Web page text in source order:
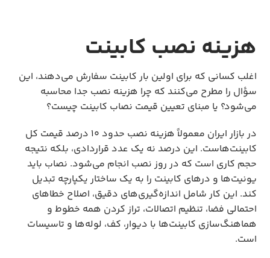
هزینه نصب کابینت
اغلب کسانی که برای اولین بار کابینت سفارش می‌دهند، این
سؤال را مطرح می‌کنند که چرا هزینه نصب جدا محاسبه
می‌شود؟ یا مبنای تعیین قیمت نصاب کابینت چیست؟
در بازار ایران معمولاً هزینه نصب حدود ۱۰ درصد قیمت کل
کابینت‌هاست. این درصد نه یک عدد قراردادی، بلکه نتیجه
حجم کاری است که در روز نصب انجام می‌شود. نصاب باید
یونیت‌ها و درهای کابینت‌ را به یک ساختار یکپارچه تبدیل
کند. این کار شامل اندازه‌گیری‌های دقیق، اصلاح خطاهای
احتمالی فضا، تنظیم اتصالات، تراز کردن همه خطوط و
هماهنگ‌سازی کابینت‌ها با دیوار، کف، لوله‌ها و تاسیسات
است.